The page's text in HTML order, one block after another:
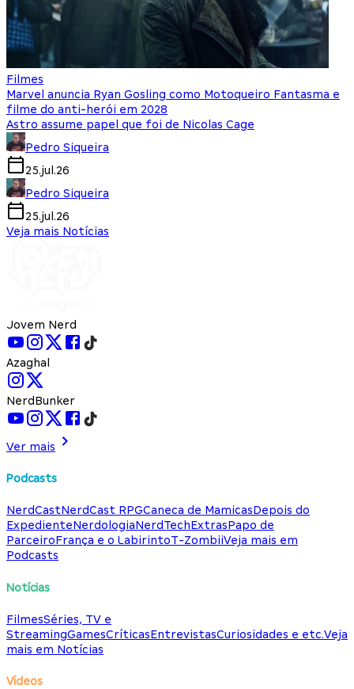
Filmes
Marvel anuncia Ryan Gosling como Motoqueiro Fantasma e
filme do anti-herói em 2028
Astro assume papel que foi de Nicolas Cage
Pedro Siqueira
25.jul.26
Pedro Siqueira
25.jul.26
Veja mais Notícias
Jovem Nerd
Azaghal
NerdBunker
Ver mais
Podcasts
NerdCastNerdCast RPGCaneca de MamicasDepois do
ExpedienteNerdologiaNerdTechExtrasPapo de
ParceiroFrança e o LabirintoT-ZombiiVeja mais em
Podcasts
Notícias
FilmesSéries, TV e
StreamingGamesCríticasEntrevistasCuriosidades e etc.Veja
mais em Notícias
Vídeos